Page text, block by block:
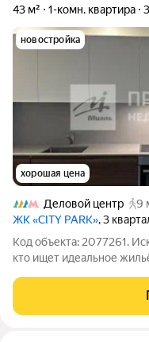
43 м² 1-комн. квартира
новостройка
хорошая цена
Деловой центр
9
ЖК «CITY PARK», 3
Код объекта: 2077261.
кто ищет идеальное
представляет собой
планировки, современного